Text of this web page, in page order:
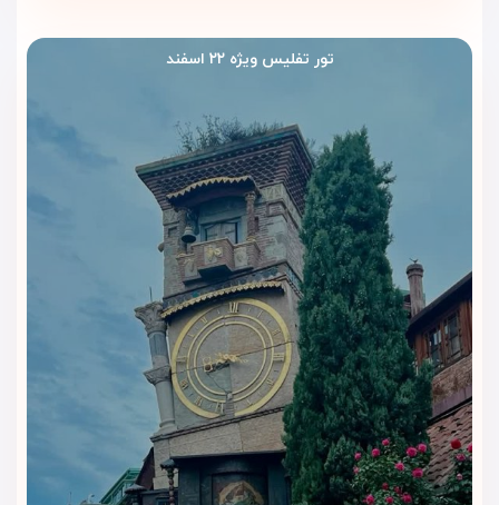
خدمات روم‌سرویس و نظافت روزانه اتاق‌ها
سرویس بیدارباش، نگهداری چمدان و تاکسی سرویس
آسانسور برای دسترسی راحت به طبقات
فضای عمومی تمیز و آرام برای استراحت مهمانان
تور تفلیس ویژه ۲۲ اسفند